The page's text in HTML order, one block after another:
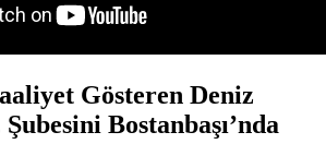
Gösteren Deniz
Bostanbaşı’nda